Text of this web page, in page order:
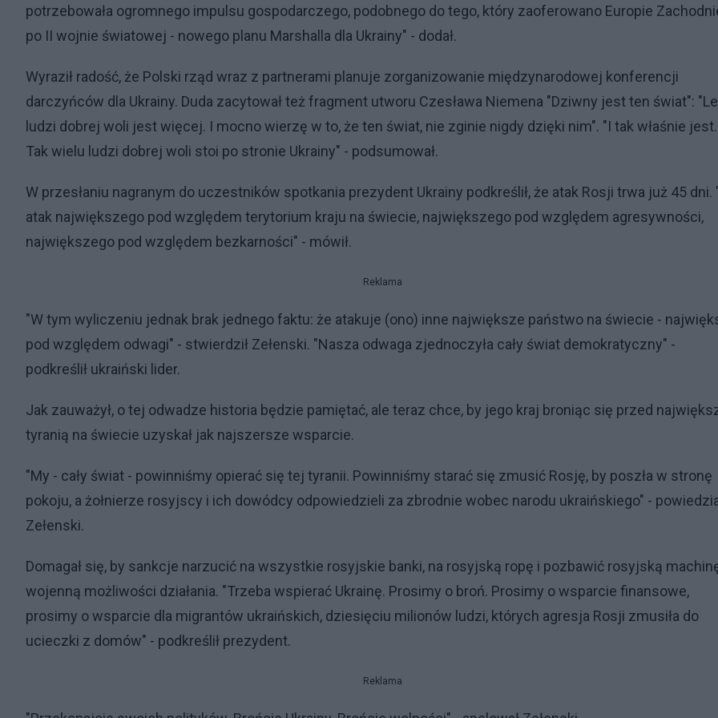
potrzebowała ogromnego impulsu gospodarczego, podobnego do tego, który zaoferowano Europie
po II wojnie światowej - nowego planu Marshalla dla Ukrainy" - dodał.
Wyraził radość, że Polski rząd wraz z partnerami planuje zorganizowanie międzynarodowej konferencji
darczyńców dla Ukrainy. Duda zacytował też fragment utworu Czesława Niemena "Dziwny jest ten świat":
ludzi dobrej woli jest więcej. I mocno wierzę w to, że ten świat, nie zginie nigdy dzięki nim". "I tak właśnie jest.
Tak wielu ludzi dobrej woli stoi po stronie Ukrainy" - podsumował.
W przesłaniu nagranym do uczestników spotkania prezydent Ukrainy podkreślił, że atak Rosji trwa już 45 dni.
atak największego pod względem terytorium kraju na świecie, największego pod względem agresywności,
największego pod względem bezkarności" - mówił.
Reklama
"W tym wyliczeniu jednak brak jednego faktu: że atakuje (ono) inne największe państwo na świecie -
pod względem odwagi" - stwierdził Zełenski. "Nasza odwaga zjednoczyła cały świat demokratyczny" -
podkreślił ukraiński lider.
Jak zauważył, o tej odwadze historia będzie pamiętać, ale teraz chce, by jego kraj broniąc się przed
tyranią na świecie uzyskał jak najszersze wsparcie.
"My - cały świat - powinniśmy opierać się tej tyranii. Powinniśmy starać się zmusić Rosję, by poszła w stronę
pokoju, a żołnierze rosyjscy i ich dowódcy odpowiedzieli za zbrodnie wobec narodu ukraińskiego" -
Zełenski.
Domagał się, by sankcje narzucić na wszystkie rosyjskie banki, na rosyjską ropę i pozbawić rosyjską
wojenną możliwości działania. "Trzeba wspierać Ukrainę. Prosimy o broń. Prosimy o wsparcie finansowe,
prosimy o wsparcie dla migrantów ukraińskich, dziesięciu milionów ludzi, których agresja Rosji zmusiła do
ucieczki z domów" - podkreślił prezydent.
Reklama